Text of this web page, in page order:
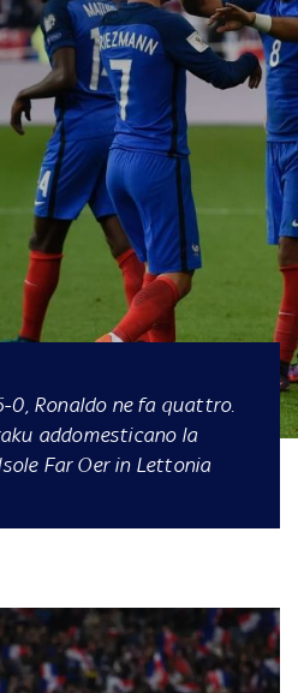
Ronaldo ne fa quattro.
addomesticano la
Far Oer in Lettonia